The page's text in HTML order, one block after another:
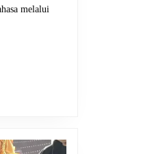
Hiburan
melalui